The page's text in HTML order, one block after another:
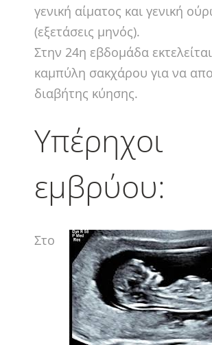
γενική αίματος και γενική
(εξετάσεις μηνός).
Στην 24η εβδομάδα
καμπύλη σακχάρου για να
διαβήτης κύησης.
Υπέρηχοι
εμβρύου:
Στο